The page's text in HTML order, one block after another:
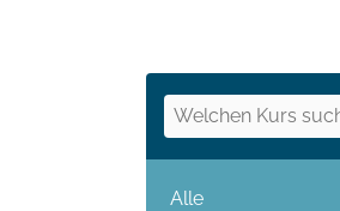
Alle